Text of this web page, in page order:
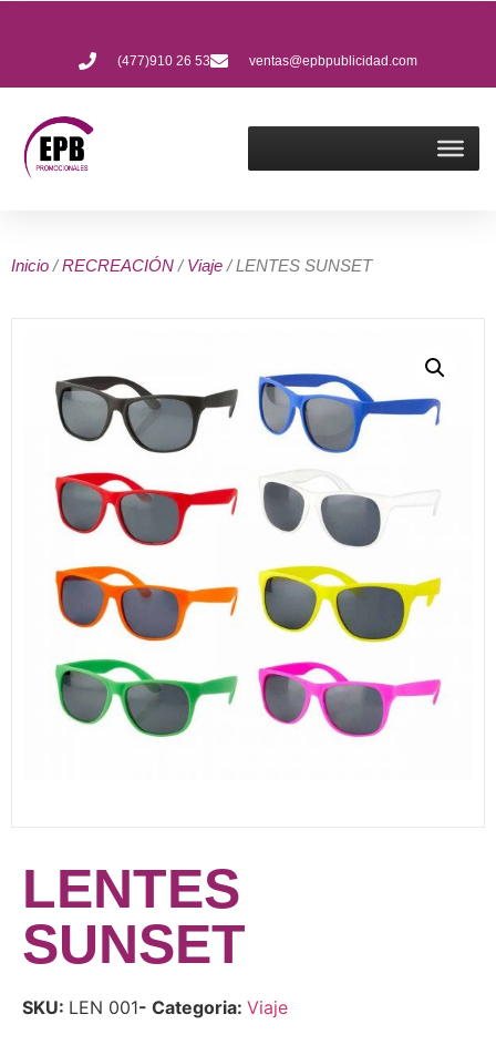
(477)910 26 53 ventas@epbpublicidad.com
Inicio /RECREACIÓN /Viaje / LENTES SUNSET
LENTES
SUNSET
SKU: LEN 001- Categoria: Viaje